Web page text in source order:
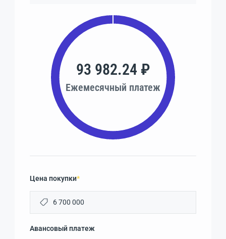
93 982.24 ₽
Ежемесячный платеж
Цена покупки*
Авансовый платеж